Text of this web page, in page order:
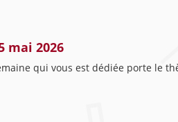
mai 2026
qui vous est dédiée porte le